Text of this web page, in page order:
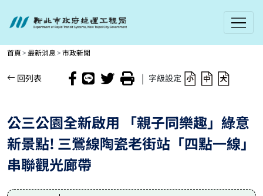
進入內容區塊
新北市政府捷運工程局
首頁 最新消息 市政新聞
| 字級設定
回列表
公三公園全新啟用 「親子同樂趣」綠意
新景點! 三鶯線陶瓷老街站「四點一線」
串聯觀光廊帶